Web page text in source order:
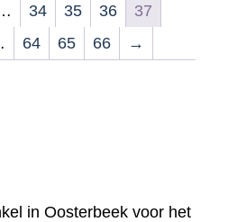
34 35 36
37
64 65 66 →
in Oosterbeek voor het